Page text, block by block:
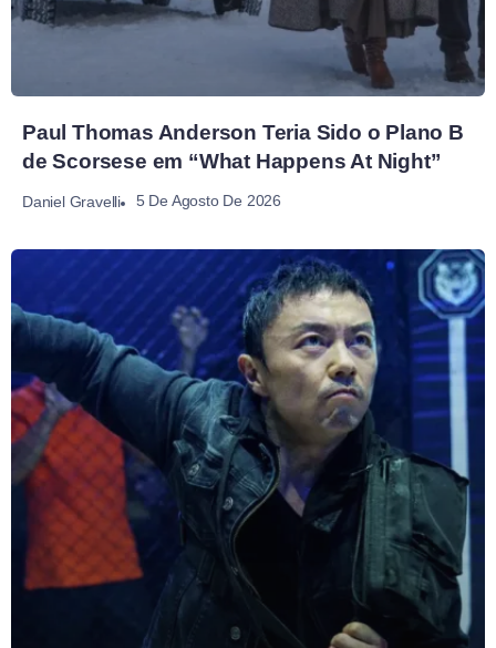
Paul Thomas Anderson Teria Sido o Plano B
de Scorsese em “What Happens At Night”
Daniel Gravelli 5 De Agosto De 2026